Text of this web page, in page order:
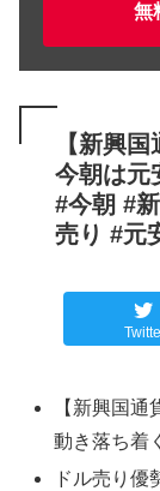
無
【新興
今朝は元
#今朝 #
売り #元
【新興国
動き落ち着
ドル売り優